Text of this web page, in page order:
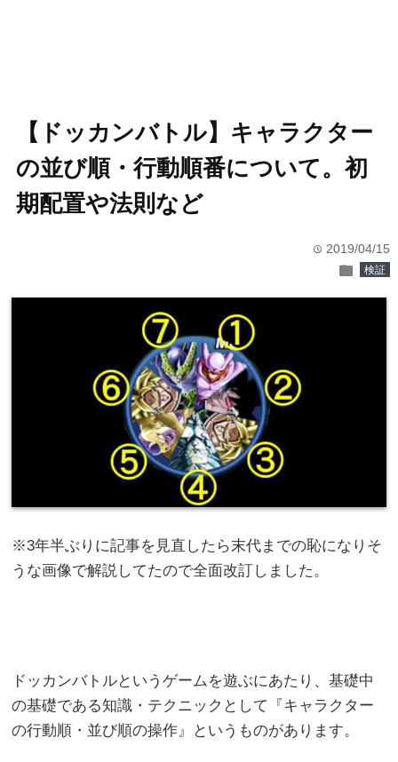
【ドッカンバトル】キャラクター
の並び順・行動順番について。初
期配置や法則など
time 2019/04/15
folder 検証
※3年半ぶりに記事を見直したら末代までの恥になりそ
うな画像で解説してたので全面改訂しました。
ドッカンバトルというゲームを遊ぶにあたり、基礎中
の基礎である知識・テクニックとして『キャラクター
の行動順・並び順の操作』というものがあります。